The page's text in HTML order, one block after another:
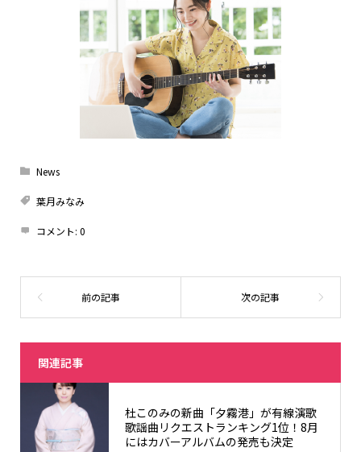
News
葉月みなみ
コメント: 0
関連記事
杜このみの新曲「夕霧港」が有線演歌
歌謡曲リクエストランキング1位！8月
にはカバーアルバムの発売も決定